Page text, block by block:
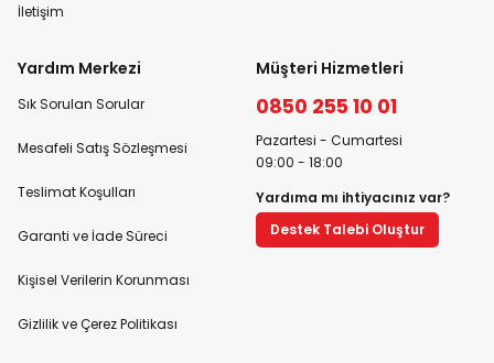
İletişim
Yardım Merkezi
Sık Sorulan Sorular
Mesafeli Satış Sözleşmesi
Teslimat Koşulları
Garanti ve İade Süreci
Kişisel Verilerin Korunması
Gizlilik ve Çerez Politikası
Müşteri Hizmetleri
0850 255 10 01
Pazartesi - Cumartesi
09:00 - 18:00
Yardıma mı ihtiyacınız var?
Destek Talebi Oluştur